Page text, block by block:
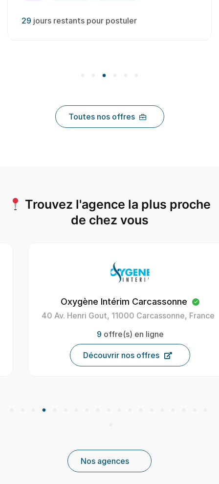
29 jours restants pour postuler
Toutes nos offres
Trouvez l'agence la plus proche
de chez vous
Oxygène Intérim Carcassonne
40 Av. Henri Gout, 11000 Carcassonne, France
offre(s) en ligne
Découvrir nos offres
Nos agences